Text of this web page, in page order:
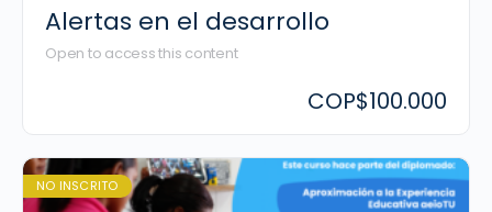
Alertas en el desarrollo
Open to access this content
COP$100.000
NO INSCRITO